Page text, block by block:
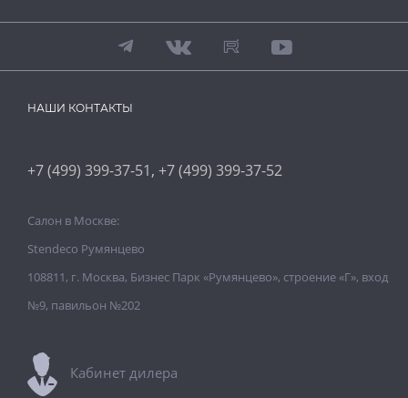
НАШИ КОНТАКТЫ
+7 (499) 399-37-51, +7 (499) 399-37-52
Салон в Москве:
Stendeco Румянцево
108811, г. Москва, Бизнес Парк «Румянцево», строение «Г», вход
№9, павильон №202
Кабинет дилера